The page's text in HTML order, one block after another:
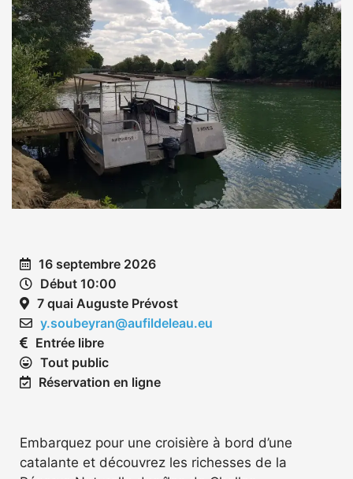
16 septembre 2026
Début 10:00
7 quai Auguste Prévost
y.soubeyran@aufildeleau.eu
Entrée libre
Tout public
Réservation en ligne
Embarquez pour une croisière à bord d’une
catalante et découvrez les richesses de la